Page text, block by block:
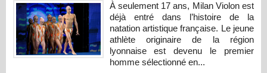
À seulement 17 ans, Milan Violon est
déjà entré dans l’histoire de la
natation artistique française. Le jeune
athlète originaire de la région
lyonnaise est devenu le premier
homme sélectionné en...